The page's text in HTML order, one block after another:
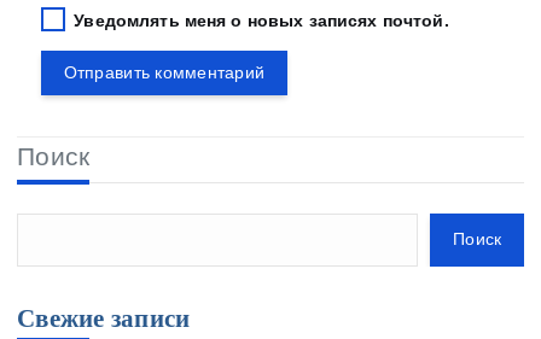
Уведомлять меня о новых записях почтой.
Поиск
Поиск
Свежие записи